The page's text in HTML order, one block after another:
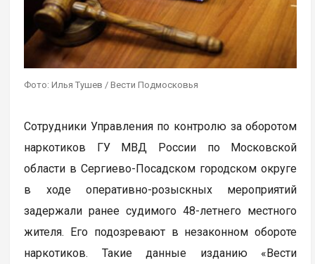
Фото: Илья Тушев / Вести Подмосковья
Сотрудники Управления по контролю за оборотом
наркотиков ГУ МВД России по Московской
области в Сергиево-Посадском городском округе
в ходе оперативно-розыскных мероприятий
задержали ранее судимого 48-летнего местного
жителя. Его подозревают в незаконном обороте
наркотиков. Такие данные изданию «Вести